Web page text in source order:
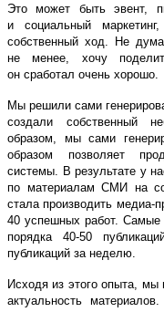
Это может быть эвент,
и социальный
собственный ход. Не
не менее, хочу
он сработал очень хорошо.
Мы решили сами
создали собственный
образом, мы сами
образом позволяет
системы. В результате у
по материалам СМИ на
стала производить
40 успешных работ.
порядка 40-50
публикаций за неделю.
Исходя из этого опыта, мы
актуальность